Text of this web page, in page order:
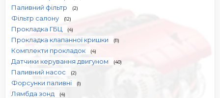
Паливний фільтр (2)
Фільтр салону (12)
Прокладка ГБЦ (4)
Прокладка клапанної кришки (11)
Комплекти прокладок (4)
Датчики керування двигуном (40)
Паливний насос (2)
Форсунки паливні (1)
Лямбда зонд (4)